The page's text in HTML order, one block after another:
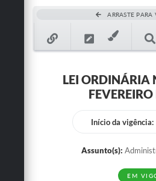
Ouvidoria
Legislação
Conselho Tutelar.
ARRASTE PARA
LEI ORDINÁRIA
Início da vigência:
Assunto(s):
EM